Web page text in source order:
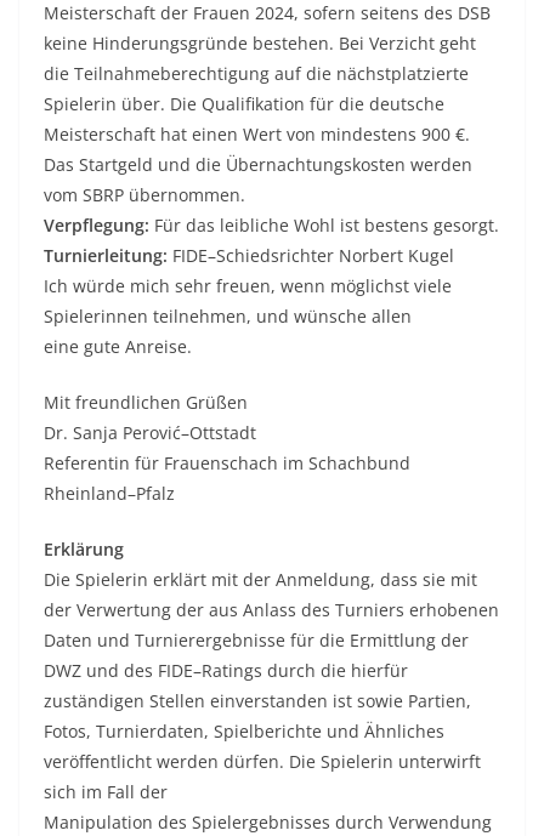
Meisterschaft der Frauen 2024, sofern seitens des DSB
keine Hinderungsgründe bestehen. Bei Verzicht geht
die Teilnahmeberechtigung auf die nächstplatzierte
Spielerin über. Die Qualifikation für die deutsche
Meisterschaft hat einen Wert von mindestens 900 €.
Das Startgeld und die Übernachtungskosten werden
vom SBRP übernommen.
Verpflegung: Für das leibliche Wohl ist bestens gesorgt.
Turnierleitung: FIDE–Schiedsrichter Norbert Kugel
Ich würde mich sehr freuen, wenn möglichst viele
Spielerinnen teilnehmen, und wünsche allen
eine gute Anreise.
Mit freundlichen Grüßen
Dr. Sanja Perović–Ottstadt
Referentin für Frauenschach im Schachbund
Rheinland–Pfalz
Erklärung
Die Spielerin erklärt mit der Anmeldung, dass sie mit
der Verwertung der aus Anlass des Turniers erhobenen
Daten und Turnierergebnisse für die Ermittlung der
DWZ und des FIDE–Ratings durch die hierfür
zuständigen Stellen einverstanden ist sowie Partien,
Fotos, Turnierdaten, Spielberichte und Ähnliches
veröffentlicht werden dürfen. Die Spielerin unterwirft
sich im Fall der
Manipulation des Spielergebnisses durch Verwendung